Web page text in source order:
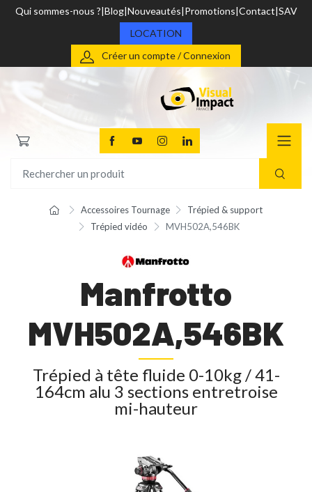
Qui sommes-nous ? Blog Nouveautés Promotions Contact SAV
LOCATION
Créer un compte / Connexion
Accessoires Tournage
Trépied & support
Trépied vidéo
MVH502A,546BK
Manfrotto
MVH502A,546BK
Trépied à tête fluide 0-10kg / 41-
164cm alu 3 sections entretroise
mi-hauteur